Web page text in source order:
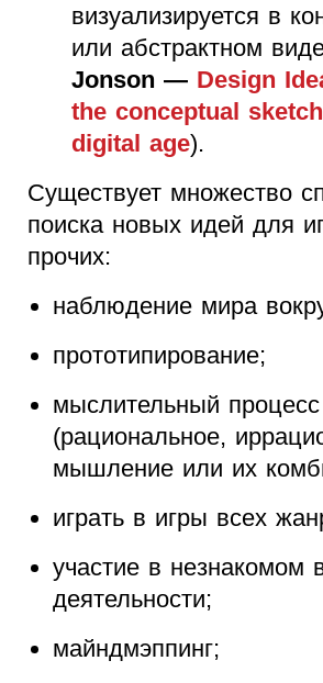
визуализируется в
или абстрактном
Jonson — Design
the conceptual
digital age).
Существует множество
поиска новых идей для
прочих:
наблюдение мира
прототипирование;
мыслительный процесс
(рациональное,
мышление или их
играть в игры всех
участие в незнакомом
деятельности;
майндмэппинг;